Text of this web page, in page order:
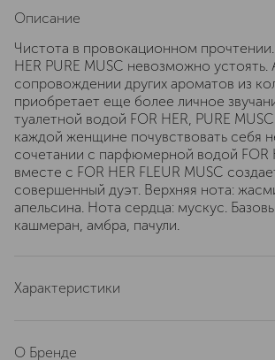
Описание
Чистота в провокационном
HER PURE MUSC невозможно устоять.
сопровождении других ароматов из
приобретает еще более личное
туалетной водой FOR HER, PURE
каждой женщине почувствовать себя
сочетании с парфюмерной водой FOR
вместе с FOR HER FLEUR MUSC
совершенный дуэт. Верхняя нота:
апельсина. Нота сердца: мускус.
кашмеран, амбра, пачули.
Характеристики
артикул
О Бренде